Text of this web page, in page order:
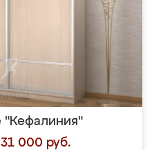
"Кефалиния"
000 руб.